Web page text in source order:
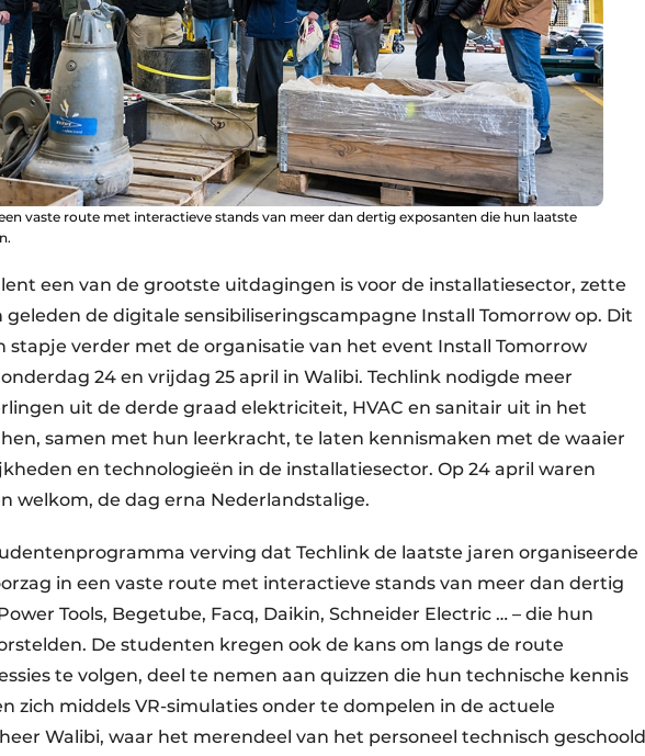
vaste route met interactieve stands van meer dan dertig exposanten die hun laatste
een van de grootste uitdagingen is voor de installatie­sector, zette
geleden de digitale sensibiliserings­campagne Install Tomorrow op. Dit
stapje verder met de organisatie van het event Install Tomorrow
24 en vrijdag 25 april in Walibi. Techlink nodigde meer
uit de derde graad elektriciteit, HVAC en sanitair uit in het
samen met hun leerkracht, te laten kennismaken met de waaier
en technologieën in de installatiesector. Op 24 april waren
welkom, de dag erna Nederlandstalige.
verving dat Techlink de laatste jaren organiseerde
in een vaste route met interactieve stands van meer dan dertig
Tools, Begetube, Facq, Daikin, Schneider Electric … – die hun
De studenten kregen ook de kans om langs de route
te volgen, deel te nemen aan quizzen die hun technische kennis
zich middels VR-simulaties onder te dompelen in de actuele
Walibi, waar het merendeel van het personeel technisch geschoold